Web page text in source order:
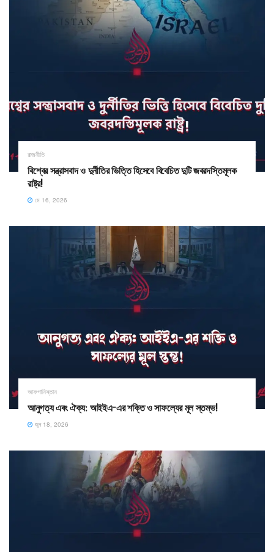
রাজনীতি
​বিশ্বের সন্ত্রাসবাদ ও দুর্নীতির ভিত্তি হিসেবে বিবেচিত দুটি জবরদস্তিমূলক
রাষ্ট্র!
মে 16, 2026
আফগানিস্তান
আনুগত্য এবং ঐক্য: আইইএ-এর শক্তি ও সাফল্যের মূল স্তম্ভ!
জুন 18, 2026